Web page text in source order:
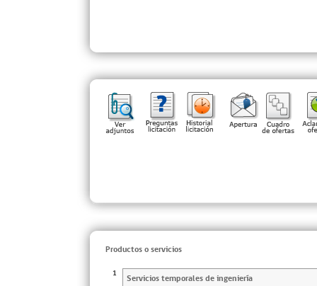
Productos o servicios
1
Servicios temporales de ingeniería